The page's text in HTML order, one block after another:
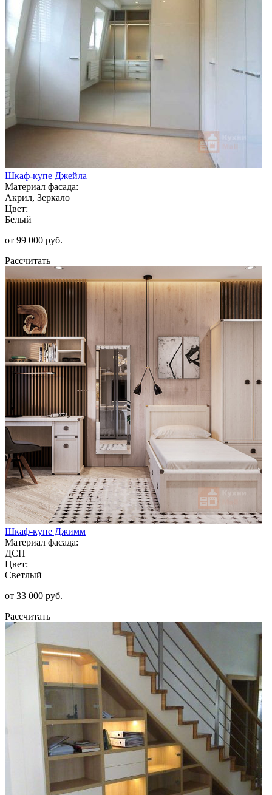
Шкаф-купе Джейла
Материал фасада:
Акрил, Зеркало
Цвет:
Белый
от 99 000 руб.
Рассчитать
Шкаф-купе Джимм
Материал фасада:
ДСП
Цвет:
Светлый
от 33 000 руб.
Рассчитать